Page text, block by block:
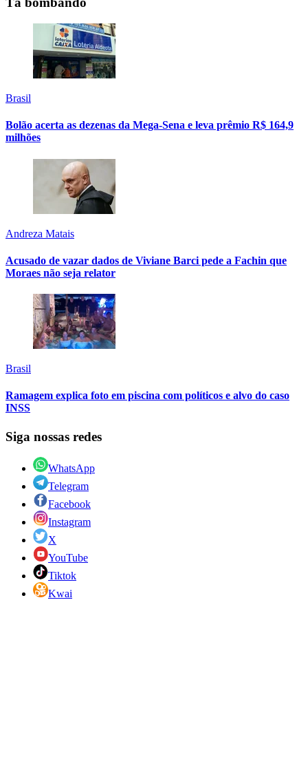
Brasil
Bolão acerta as dezenas da Mega-Sena e leva prêmio R$ 164,9
milhões
Andreza Matais
Acusado de vazar dados de Viviane Barci pede a Fachin que
Moraes não seja relator
Brasil
Ramagem explica foto em piscina com políticos e alvo do caso
INSS
Siga nossas redes
WhatsApp
Telegram
Facebook
Instagram
X
YouTube
Tiktok
Kwai